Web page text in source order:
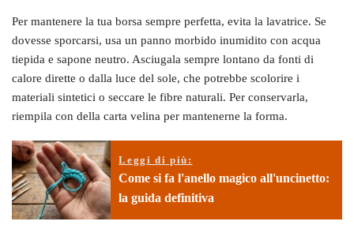
Per mantenere la tua borsa sempre perfetta, evita la lavatrice. Se
dovesse sporcarsi, usa un panno morbido inumidito con acqua
tiepida e sapone neutro. Asciugala sempre lontano da fonti di
calore dirette o dalla luce del sole, che potrebbe scolorire i
materiali sintetici o seccare le fibre naturali. Per conservarla,
riempila con della carta velina per mantenerne la forma.
Leggi di più:
Come si fa l'anello magico all'uncinetto:
la guida definitiva